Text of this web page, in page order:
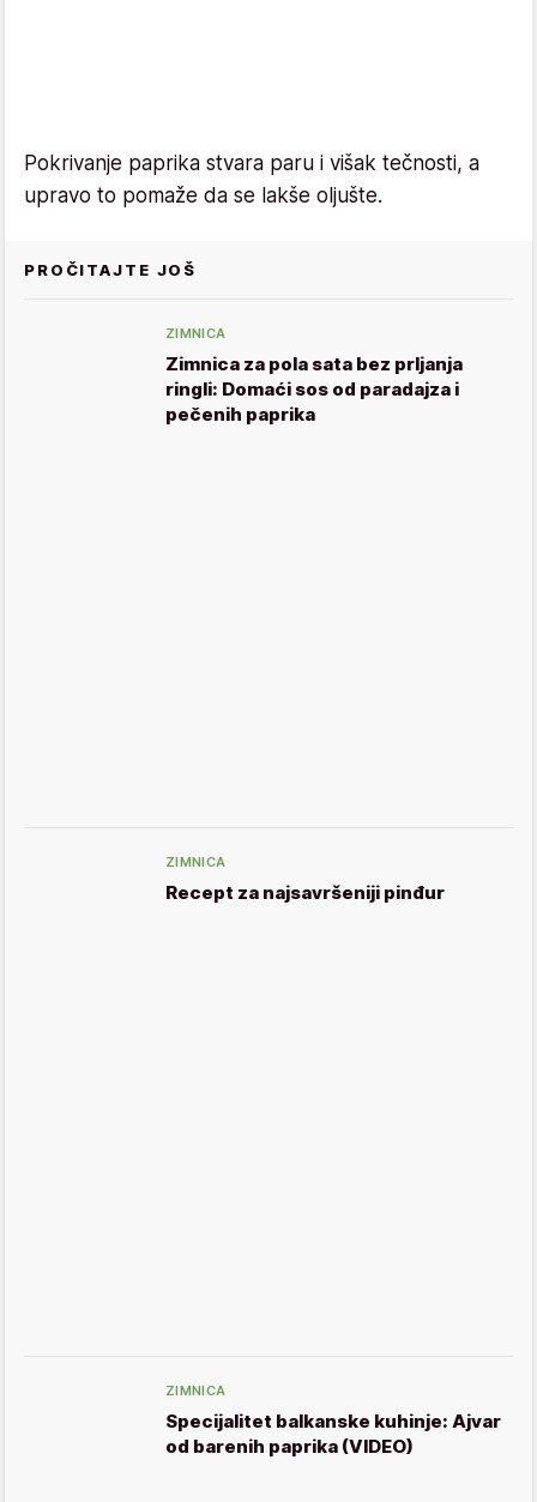
Pokrivanje paprika stvara paru i višak tečnosti, a
upravo to pomaže da se lakše oljušte.
PROČITAJTE JOŠ
ZIMNICA
Zimnica za pola sata bez prljanja
ringli: Domaći sos od paradajza i
pečenih paprika
ZIMNICA
Recept za najsavršeniji pinđur
ZIMNICA
Specijalitet balkanske kuhinje: Ajvar
od barenih paprika (VIDEO)